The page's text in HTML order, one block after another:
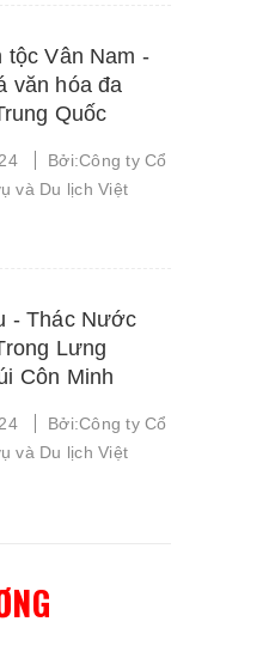
tộc Vân Nam -
văn hóa đa
Quốc
Bởi:Công ty Cổ
và Du lịch Việt
- Thác Nước
Lưng
Côn Minh
Bởi:Công ty Cổ
và Du lịch Việt